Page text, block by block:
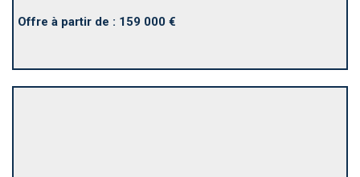
Offre à partir de : 159 000 €